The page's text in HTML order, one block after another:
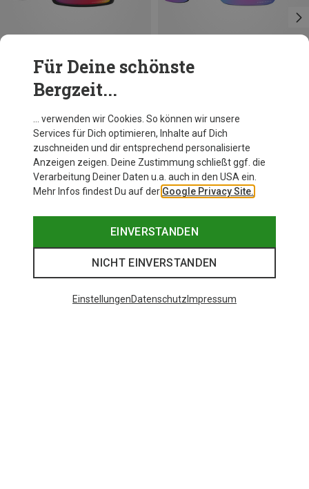
+1
Sutro S Sonnenbrille
161,95 €
Oakley
Sutro Lite Sonnenbrille
187,95 €
Für Deine schönste
Bergzeit...
… verwenden wir Cookies. So können wir unsere
Services für Dich optimieren, Inhalte auf Dich
zuschneiden und dir entsprechend personalisierte
Anzeigen zeigen. Deine Zustimmung schließt ggf. die
Verarbeitung Deiner Daten u.a. auch in den USA ein.
Mehr Infos findest Du auf der Google Privacy Site.
EINVERSTANDEN
NICHT EINVERSTANDEN
EinstellungenDatenschutz Impressum